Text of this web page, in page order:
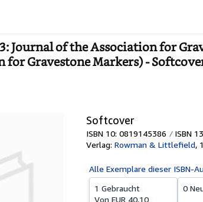
Journal of the Association for
for Gravestone Markers) -
Softcover
ISBN 10: 0819145386
ISBN
Verlag: Rowman & Littlefield,
Alle Exemplare dieser ISBN-
1 Gebraucht
Von EUR 40,10
0